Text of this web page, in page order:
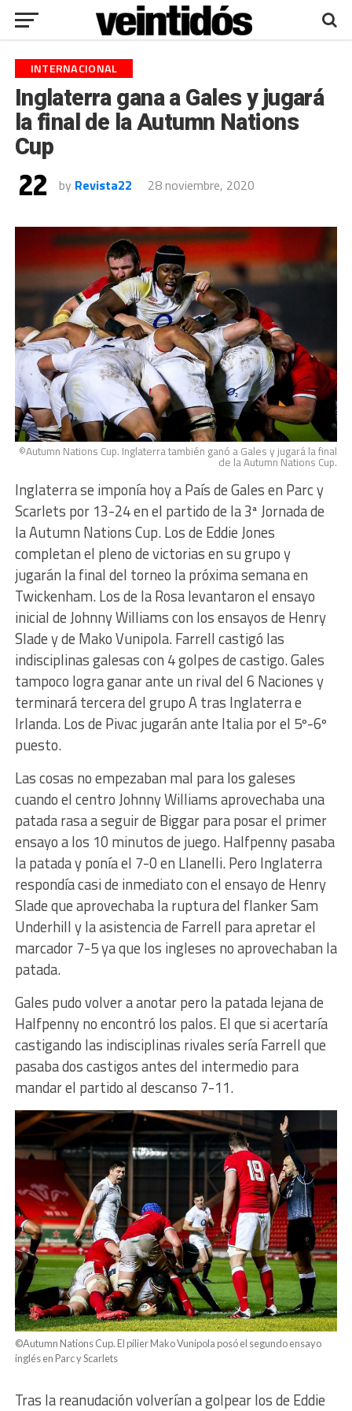
INTERNACIONAL
Inglaterra gana a Gales y jugará
la final de la Autumn Nations
Cup
by Revista22 28 noviembre, 2020
©Autumn Nations Cup. Inglaterra también ganó a Gales y jugará la final
de la Autumn Nations Cup.
Inglaterra se imponía hoy a País de Gales en Parc y
Scarlets por 13-24 en el partido de la 3ª Jornada de
la Autumn Nations Cup. Los de Eddie Jones
completan el pleno de victorias en su grupo y
jugarán la final del torneo la próxima semana en
Twickenham. Los de la Rosa levantaron el ensayo
inicial de Johnny Williams con los ensayos de Henry
Slade y de Mako Vunipola. Farrell castigó las
indisciplinas galesas con 4 golpes de castigo. Gales
tampoco logra ganar ante un rival del 6 Naciones y
terminará tercera del grupo A tras Inglaterra e
Irlanda. Los de Pivac jugarán ante Italia por el 5º-6º
puesto.
Las cosas no empezaban mal para los galeses
cuando el centro Johnny Williams aprovechaba una
patada rasa a seguir de Biggar para posar el primer
ensayo a los 10 minutos de juego. Halfpenny pasaba
la patada y ponía el 7-0 en Llanelli. Pero Inglaterra
respondía casi de inmediato con el ensayo de Henry
Slade que aprovechaba la ruptura del flanker Sam
Underhill y la asistencia de Farrell para apretar el
marcador 7-5 ya que los ingleses no aprovechaban la
patada.
Gales pudo volver a anotar pero la patada lejana de
Halfpenny no encontró los palos. El que si acertaría
castigando las indisciplinas rivales sería Farrell que
pasaba dos castigos antes del intermedio para
mandar el partido al descanso 7-11.
©Autumn Nations Cup. El pilier Mako Vunipola posó el segundo ensayo
inglés en Parc y Scarlets
Tras la reanudación volverían a golpear los de Eddie